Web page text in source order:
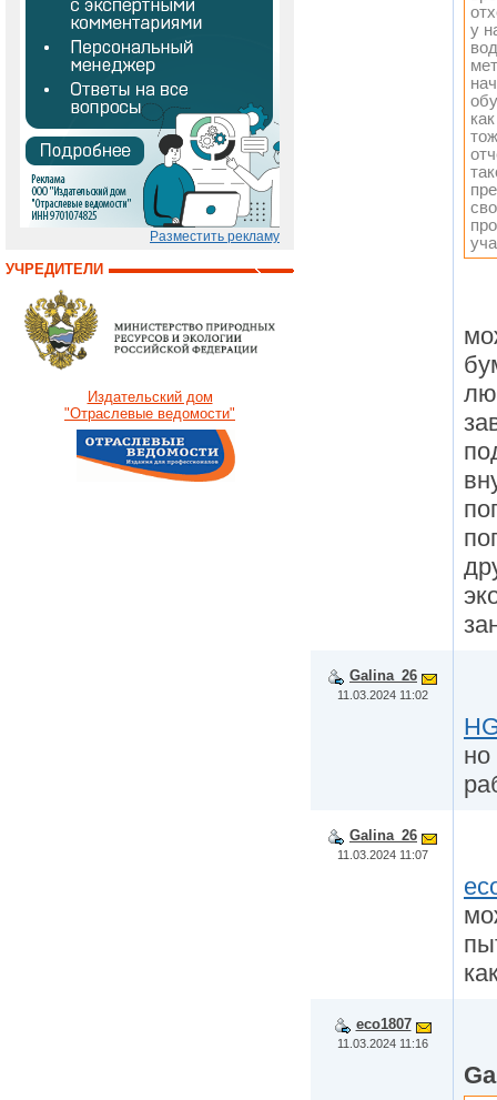
Разместить рекламу
УЧРЕДИТЕЛИ
Издательский дом
"Отраслевые ведомости"
у
Galina_26
11.03.2024 11:02
но
Galina_26
11.03.2024 11:07
eco1807
11.03.2024 11:16